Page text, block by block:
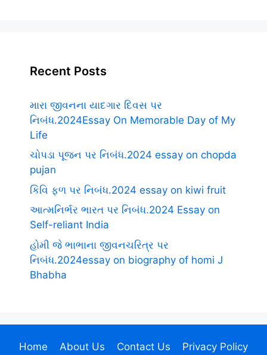
Recent Posts
મારા જીવનના યાદગાર દિવસ પર
નિબંધ.2024Essay On Memorable Day of My
Life
ચોપડા પૂજન પર નિબંધ.2024 essay on chopda
pujan
કિવિ ફળ પર નિબંધ.2024 essay on kiwi fruit
આત્મનિર્ભર ભારત પર નિબંધ.2024 Essay on
Self-reliant India
હોમી જે ભાભાના જીવનચરિત્ર પર
નિબંધ.2024essay on biography of homi J
Bhabha
Home About Us Contact Us Privacy Policy